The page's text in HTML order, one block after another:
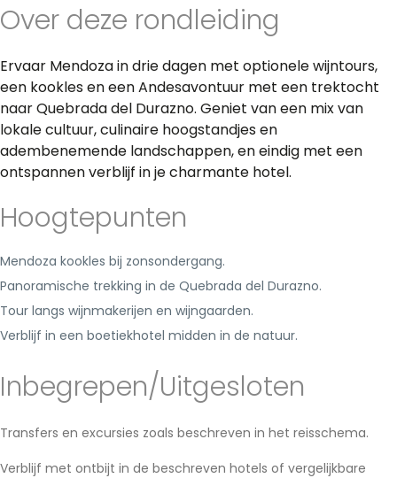
Over deze rondleiding
Ervaar Mendoza in drie dagen met optionele wijntours,
een kookles en een Andesavontuur met een trektocht
naar Quebrada del Durazno. Geniet van een mix van
lokale cultuur, culinaire hoogstandjes en
adembenemende landschappen, en eindig met een
ontspannen verblijf in je charmante hotel.
Hoogtepunten
Mendoza kookles bij zonsondergang.
Panoramische trekking in de Quebrada del Durazno.
Tour langs wijnmakerijen en wijngaarden.
Verblijf in een boetiekhotel midden in de natuur.
Inbegrepen/Uitgesloten
Transfers en excursies zoals beschreven in het reisschema.
Verblijf met ontbijt in de beschreven hotels of vergelijkbare